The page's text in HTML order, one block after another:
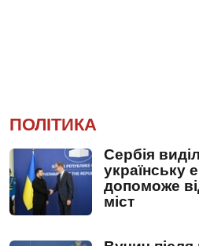
ПОЛІТИКА
Сербія
українську
допоможе
міст